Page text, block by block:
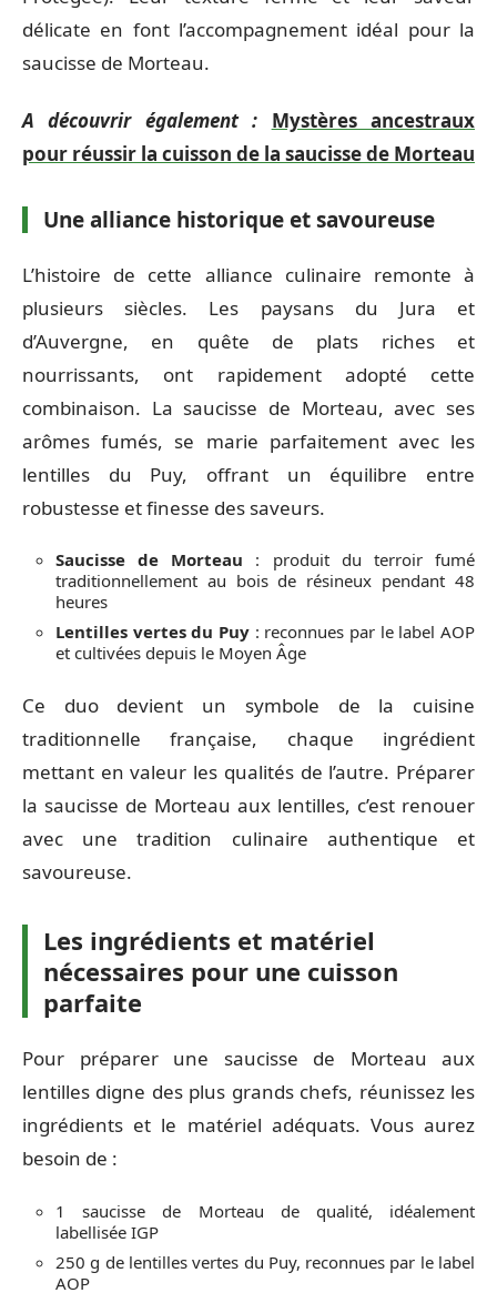
délicate en font l’accompagnement idéal pour la
saucisse de Morteau.
A découvrir également :
Mystères ancestraux
pour réussir la cuisson de la saucisse de Morteau
Une alliance historique et savoureuse
L’histoire de cette alliance culinaire remonte à
plusieurs siècles. Les paysans du Jura et
d’Auvergne, en quête de plats riches et
nourrissants, ont rapidement adopté cette
combinaison. La saucisse de Morteau, avec ses
arômes fumés, se marie parfaitement avec les
lentilles du Puy, offrant un équilibre entre
robustesse et finesse des saveurs.
Saucisse de Morteau : produit du terroir fumé
traditionnellement au bois de résineux pendant 48
heures
Lentilles vertes du Puy : reconnues par le label AOP
et cultivées depuis le Moyen Âge
Ce duo devient un symbole de la cuisine
traditionnelle française, chaque ingrédient
mettant en valeur les qualités de l’autre. Préparer
la saucisse de Morteau aux lentilles, c’est renouer
avec une tradition culinaire authentique et
savoureuse.
Les ingrédients et matériel
nécessaires pour une cuisson
parfaite
Pour préparer une saucisse de Morteau aux
lentilles digne des plus grands chefs, réunissez les
ingrédients et le matériel adéquats. Vous aurez
besoin de :
1 saucisse de Morteau de qualité, idéalement
labellisée IGP
250 g de lentilles vertes du Puy, reconnues par le label
AOP